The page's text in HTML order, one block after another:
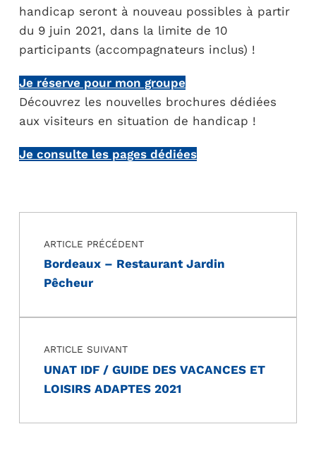
handicap seront à nouveau possibles à partir
du 9 juin 2021, dans la limite de 10
participants (accompagnateurs inclus) !
Je réserve pour mon groupe
Découvrez les nouvelles brochures dédiées
aux visiteurs en situation de handicap !
Je consulte les pages dédiées
Skip back to main navigation
Navigation de l’article
ARTICLE PRÉCÉDENT
Bordeaux – Restaurant Jardin
Pêcheur
ARTICLE SUIVANT
UNAT IDF / GUIDE DES VACANCES ET
LOISIRS ADAPTES 2021